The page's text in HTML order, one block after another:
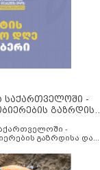
საქართველოში -
გაზრდისა
-
გაზრდისა და